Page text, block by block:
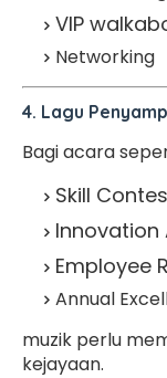
VIP
Networking
4. Lagu
Bagi acara
Skill
Innovation
Employee
Annual
muzik perlu
kejayaan.